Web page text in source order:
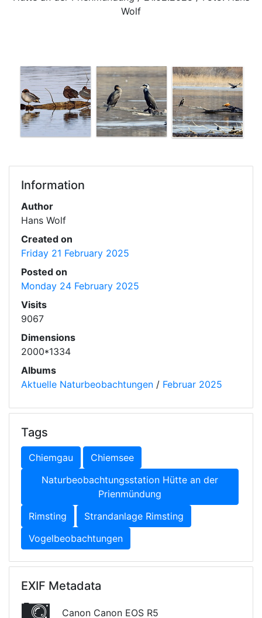
Wolf
Information
Author
Hans Wolf
Created on
Friday 21 February 2025
Posted on
Monday 24 February 2025
Visits
9067
Dimensions
2000*1334
Albums
Aktuelle Naturbeobachtungen / Februar 2025
Tags
Chiemgau
Chiemsee
Naturbeobachtungsstation Hütte an der
Prienmündung
Rimsting
Strandanlage Rimsting
Vogelbeobachtungen
EXIF Metadata
Canon Canon EOS R5